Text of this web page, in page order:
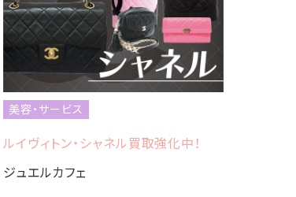
美容・サービス
ルイヴィトン・シャネル買取強化中！
ジュエルカフェ